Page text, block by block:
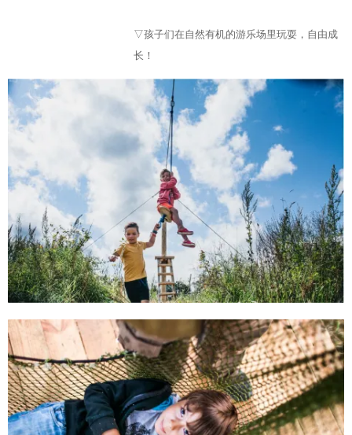
▽孩子们在自然有机的游乐场里玩耍，自由成
长！